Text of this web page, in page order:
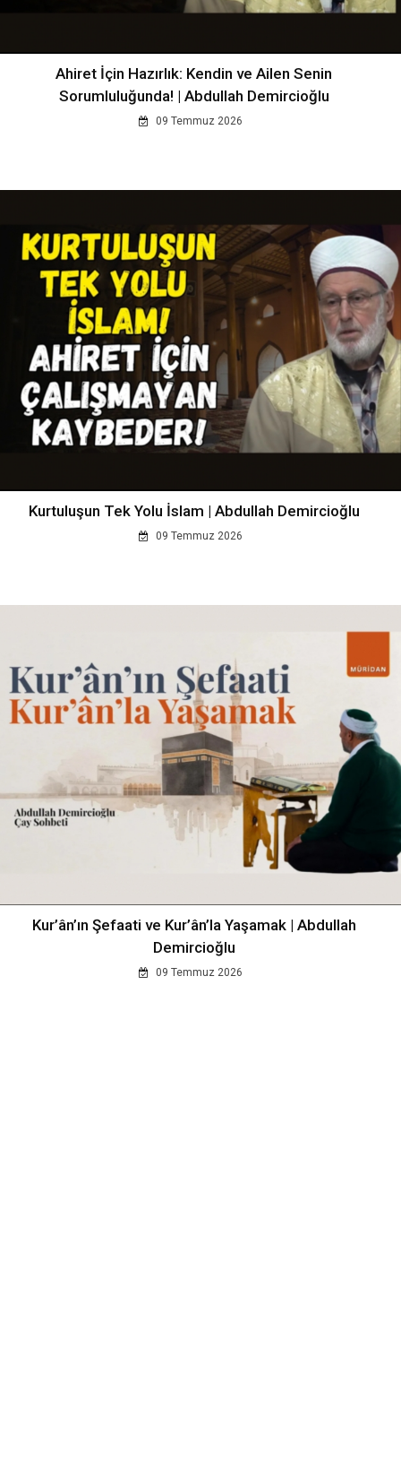
Ahiret İçin Hazırlık: Kendin ve Ailen Senin
Sorumluluğunda! | Abdullah Demircioğlu
09 Temmuz 2026
Kurtuluşun Tek Yolu İslam | Abdullah Demircioğlu
09 Temmuz 2026
Kur’ân’ın Şefaati ve Kur’ân’la Yaşamak | Abdullah
Demircioğlu
09 Temmuz 2026